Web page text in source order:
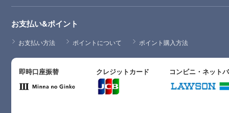
お支払い&ポイント
お支払い方法 ポイントについて ポイント購入方法
即時口座振替 クレジットカード コンビニ・ネット